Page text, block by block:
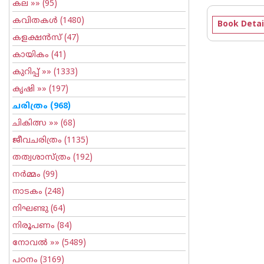
കല »» (95)
കവിതകള്‍ (1480)
കളക്ഷന്‍സ്(47)
കായികം (41)
കുറിപ്പ്‌ »» (1333)
കൃഷി »» (197)
ചരിത്രം (968)
ചികിത്സ »» (68)
ജീവചരിത്രം (1135)
തത്വശാസ്ത്രം (192)
നര്‍മ്മം (99)
നാടകം (248)
നിഘണ്ടു (64)
നിരൂപണം (84)
നോവല്‍ »» (5489)
പഠനം (3169)
Book